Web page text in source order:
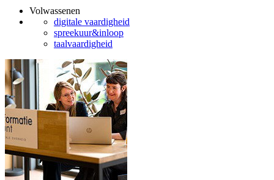
Volwassenen
digitale vaardigheid
spreekuur&inloop
taalvaardigheid